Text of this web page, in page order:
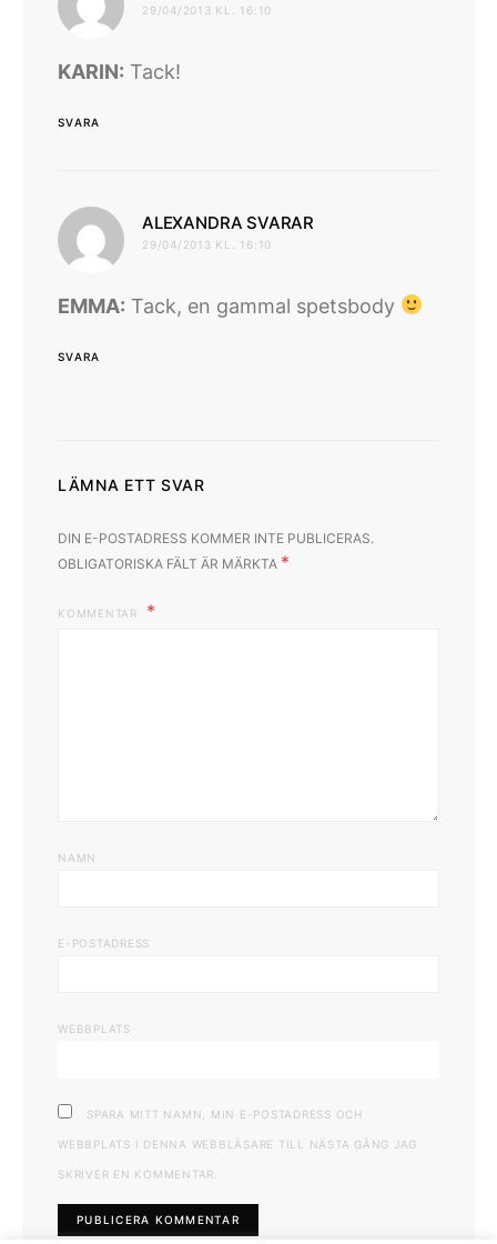
29/04/2013 KL. 16:10
KARIN: Tack!
SVARA
ALEXANDRA SVARAR
29/04/2013 KL. 16:10
EMMA: Tack, en gammal spetsbody
SVARA
LÄMNA ETT SVAR
DIN E-POSTADRESS KOMMER INTE PUBLICERAS.
OBLIGATORISKA FÄLT ÄR MÄRKTA *
KOMMENTAR
NAMN
E-POSTADRESS
WEBBPLATS
SPARA MITT NAMN, MIN E-POSTADRESS OCH
WEBBPLATS I DENNA WEBBLÄSARE TILL NÄSTA GÅNG JAG
SKRIVER EN KOMMENTAR.